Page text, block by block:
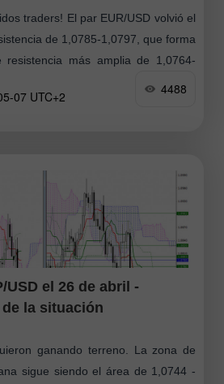
traders! El par EUR/USD volvió el
de 1,0785-1,0797, que forma
más amplia de 1,0764-
07 UTC+2
4488
USD el 26 de abril -
la situación
ganando terreno. La zona de
sigue siendo el área de 1,0744 -